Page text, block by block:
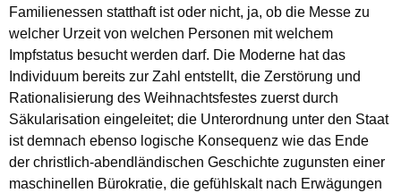
Familienessen statthaft ist oder nicht, ja, ob die Messe zu
welcher Urzeit von welchen Personen mit welchem
Impfstatus besucht werden darf. Die Moderne hat das
Individuum bereits zur Zahl entstellt, die Zerstörung und
Rationalisierung des Weihnachtsfestes zuerst durch
Säkularisation eingeleitet; die Unterordnung unter den Staat
ist demnach ebenso logische Konsequenz wie das Ende
der christlich-abendländischen Geschichte zugunsten einer
maschinellen Bürokratie, die gefühlskalt nach Erwägungen